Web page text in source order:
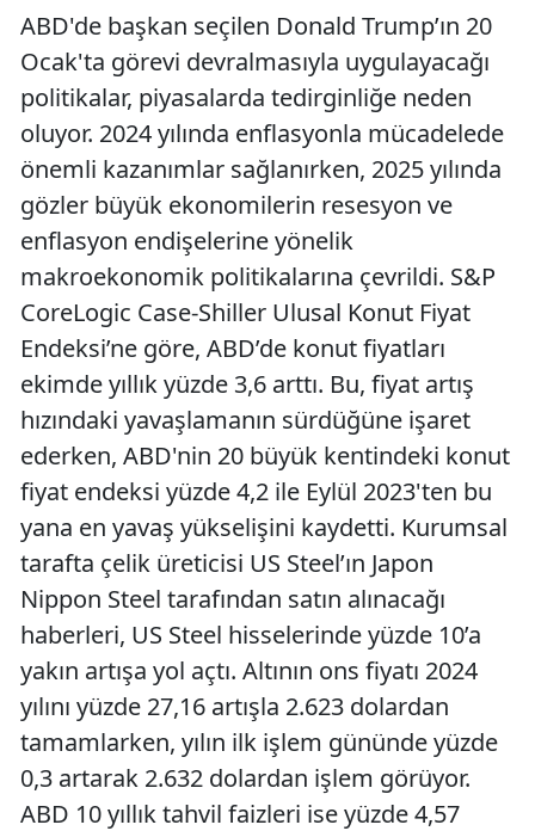
ABD'de başkan seçilen Donald Trump’ın 20
Ocak'ta görevi devralmasıyla uygulayacağı
politikalar, piyasalarda tedirginliğe neden
oluyor. 2024 yılında enflasyonla mücadelede
önemli kazanımlar sağlanırken, 2025 yılında
gözler büyük ekonomilerin resesyon ve
enflasyon endişelerine yönelik
makroekonomik politikalarına çevrildi. S&P
CoreLogic Case-Shiller Ulusal Konut Fiyat
Endeksi’ne göre, ABD’de konut fiyatları
ekimde yıllık yüzde 3,6 arttı. Bu, fiyat artış
hızındaki yavaşlamanın sürdüğüne işaret
ederken, ABD'nin 20 büyük kentindeki konut
fiyat endeksi yüzde 4,2 ile Eylül 2023'ten bu
yana en yavaş yükselişini kaydetti. Kurumsal
tarafta çelik üreticisi US Steel’ın Japon
Nippon Steel tarafından satın alınacağı
haberleri, US Steel hisselerinde yüzde 10’a
yakın artışa yol açtı. Altının ons fiyatı 2024
yılını yüzde 27,16 artışla 2.623 dolardan
tamamlarken, yılın ilk işlem gününde yüzde
0,3 artarak 2.632 dolardan işlem görüyor.
ABD 10 yıllık tahvil faizleri ise yüzde 4,57